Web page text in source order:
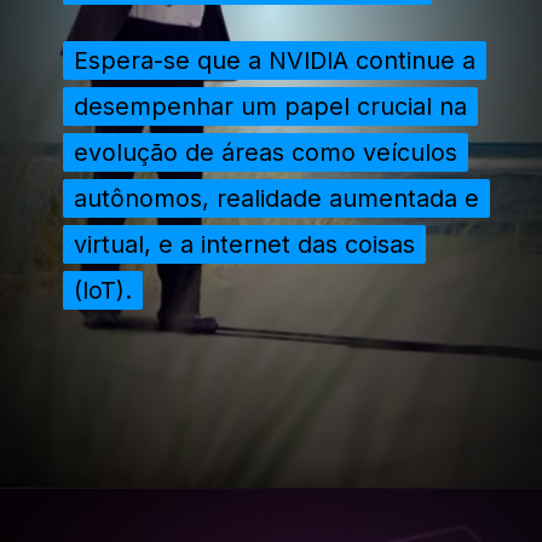
Espera-se que a NVIDIA continue a
desempenhar um papel crucial na
evolução de áreas como veículos
autônomos, realidade aumentada e
virtual, e a internet das coisas
(IoT).
Espera-se que a NVIDIA continue a
desempenhar um papel crucial na
evolução de áreas como veículos
autônomos, realidade aumentada e
virtual, e a internet das coisas
(IoT).